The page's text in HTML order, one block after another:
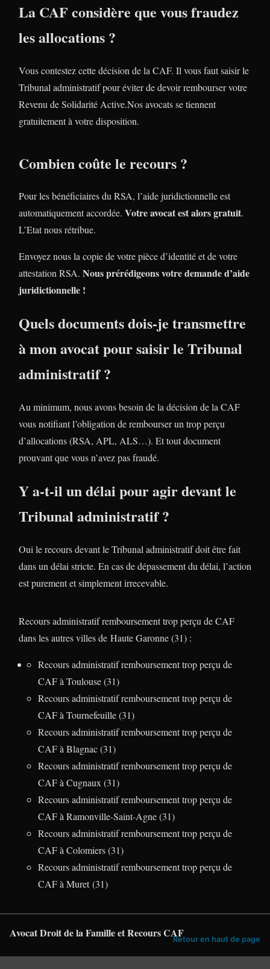
La CAF considère que vous fraudez
les allocations ?
Vous contestez cette décision de la CAF. Il vous faut saisir le
Tribunal administratif pour éviter de devoir rembourser votre
Revenu de Solidarité Active.Nos avocats se tiennent
gratuitement à votre disposition.
Combien coûte le recours ?
Pour les bénéficiaires du RSA, l’aide juridictionnelle est
automatiquement accordée. Votre avocat est alors gratuit.
L’Etat nous rétribue.
Envoyez nous la copie de votre pièce d’identité et de votre
attestation RSA. Nous prérédigeons votre demande d’aide
juridictionnelle !
Quels documents dois-je transmettre
à mon avocat pour saisir le Tribunal
administratif ?
Au minimum, nous avons besoin de la décision de la CAF
vous notifiant l’obligation de rembourser un trop perçu
d’allocations (RSA, APL, ALS…). Et tout document
prouvant que vous n’avez pas fraudé.
Y a-t-il un délai pour agir devant le
Tribunal administratif ?
Oui le recours devant le Tribunal administratif doit être fait
dans un délai stricte. En cas de dépassement du délai, l’action
est purement et simplement irrecevable.
Recours administratif remboursement trop perçu de CAF
dans les autres villes de Haute Garonne (31) :
Recours administratif remboursement trop perçu de
CAF à Toulouse (31)
Recours administratif remboursement trop perçu de
CAF à Tournefeuille (31)
Recours administratif remboursement trop perçu de
CAF à Blagnac (31)
Recours administratif remboursement trop perçu de
CAF à Cugnaux (31)
Recours administratif remboursement trop perçu de
CAF à Ramonville-Saint-Agne (31)
Recours administratif remboursement trop perçu de
CAF à Colomiers (31)
Recours administratif remboursement trop perçu de
CAF à Muret (31)
Avocat Droit de la Famille et Recours CAFRetour en haut de page